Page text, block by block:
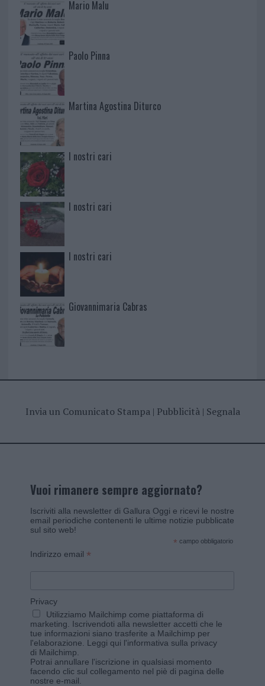
Mario Malu
Paolo Pinna
Martina Agostina Diturco
I nostri cari
I nostri cari
I nostri cari
Giovannimaria Cabras
Invia un Comunicato Stampa| Pubblicità| Segnala
Vuoi rimanere sempre aggiornato?
Iscriviti alla newsletter di Gallura Oggi e ricevi le nostre
email periodiche contenenti le ultime notizie pubblicate
sul sito web!
* campo obbligatorio
Indirizzo email *
Privacy
Utilizziamo Mailchimp come piattaforma di
marketing. Iscrivendoti alla newsletter accetti che le
tue informazioni siano trasferite a Mailchimp per
l'elaborazione. Leggi qui l'informativa sulla privacy
di Mailchimp
Potrai annullare l'iscrizione in qualsiasi momento
facendo clic sul collegamento nel piè di pagina delle
nostre e-mail.